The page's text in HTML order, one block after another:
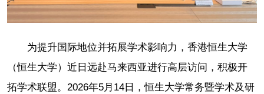
为提升国际地位并拓展学术影响力，香港恒生大学
（恒生大学）近日远赴马来西亚进行高层访问，积极开
拓学术联盟。2026年5月14日，恒生大学常务暨学术及研